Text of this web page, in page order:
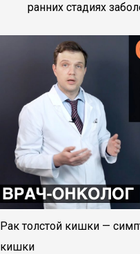
ранних стадиях
Рак толстой кишки —
кишки